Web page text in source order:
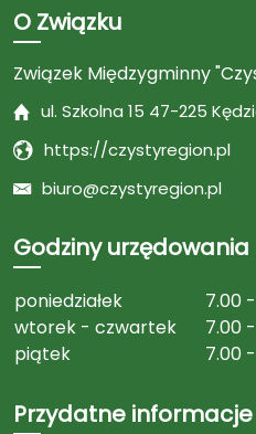
O Związku
Związek Międzygminny
ul. Szkolna 15 47-225
https://czystyregion.pl
biuro@czystyregion.pl
Godziny urzędowania
poniedziałek
7.00
wtorek - czwartek
7.00
piątek
7.00
Przydatne informacje